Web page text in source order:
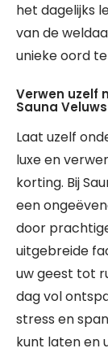
het dagelijks
van de
unieke oord
Verwen uzelf
Sauna
Laat uzelf
luxe en
korting. Bij
een
door
uitgebreide
uw geest tot
dag vol
stress en
kunt laten en